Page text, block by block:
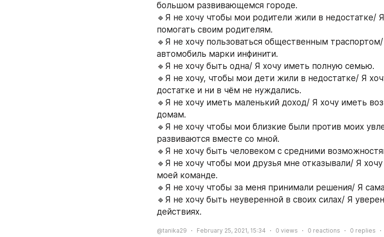
большом развивающемся городе.
🔹️Я не хочу чтобы мои родители жили в недостатке/
помогать своим родителям.
🔹️Я не хочу пользоваться общественным
автомобиль марки инфинити.
🔹️Я не хочу быть одна/ Я хочу иметь полную семью.
🔹️Я не хочу, чтобы мои дети жили в недостатке/ Я
достатке и ни в чём не нуждались.
🔹️Я не хочу иметь маленький доход/ Я хочу иметь
домам.
🔹️Я не хочу чтобы мои близкие были против моих
развиваются вместе со мной.
🔹️Я не хочу чтобы мои друзья мне отказывали/ Я
моей команде.
🔹️Я не хочу быть неуверенной в своих силах/ Я
действиях.
@tanika29 February 25, 2021, 15:34 0 views 0 reactions 0 replies